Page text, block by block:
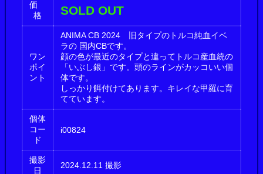
価
格
SOLD OUT
ワン
ポイ
ント
ANIMA CB 2024 旧タイプのトルコ純血イベ
ラの 国内CBです。
顔の色が最近のタイプと違ってトルコ産血統の
「いぶし銀」です。頭のラインがカッコいい個
体です。
しっかり餌付けてあります。キレイな甲羅に育
てています。
個体
コー
ド
i00824
撮影
日
2024.12.11 撮影